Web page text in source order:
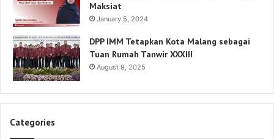
Maksiat
January 5, 2024
DPP IMM Tetapkan Kota Malang sebagai
Tuan Rumah Tanwir XXXIII
August 9, 2025
Categories